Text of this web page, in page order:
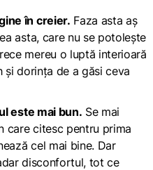
în creier. Faza asta aș
asta, care nu se potolește
mereu o luptă interioară
și dorința de a găsi ceva
este mai bun. Se mai
care citesc pentru prima
cel mai bine. Dar
disconfortul, tot ce